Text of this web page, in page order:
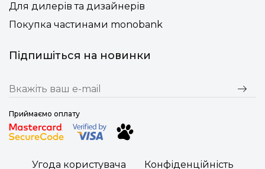
Для дилерів та дизайнерів
Покупка частинами monobank
Підпишіться на новинки
Приймаємо оплату
Угода користувача Конфіденційність